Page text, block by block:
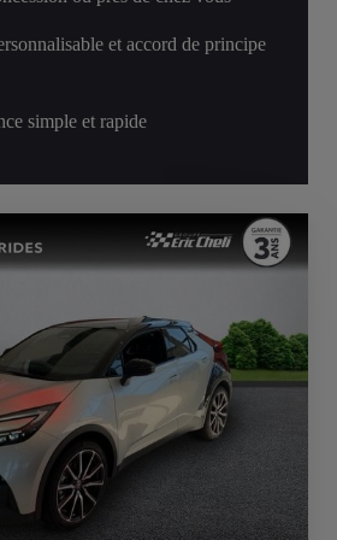
et accord de principe
simple et rapide